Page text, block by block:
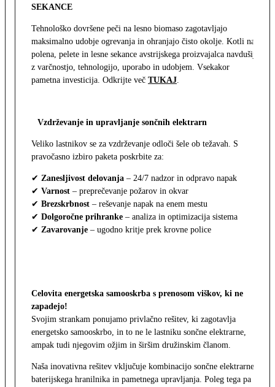
SEKANCE
Tehnološko dovršene peči na lesno biomaso zagotavljajo
maksimalno udobje ogrevanja in ohranjajo čisto okolje. Kotli na
polena, pelete in lesne sekance avstrijskega proizvajalca navdušijo
z varčnostjo, tehnologijo, uporabo in udobjem. Vsekakor
pametna investicija. Odkrijte več TUKAJ.
Vzdrževanje in upravljanje sončnih elektrarn
Veliko lastnikov se za vzdrževanje odloči šele ob težavah. S
pravočasno izbiro paketa poskrbite za:
✔ Zanesljivost delovanja – 24/7 nadzor in odpravo napak
✔ Varnost – preprečevanje požarov in okvar
✔ Brezskrbnost – reševanje napak na enem mestu
✔ Dolgoročne prihranke – analiza in optimizacija sistema
✔ Zavarovanje – ugodno kritje prek krovne police
Celovita energetska samooskrba s prenosom viškov, ki ne
zapadejo!
Svojim strankam ponujamo privlačno rešitev, ki zagotavlja
energetsko samooskrbo, in to ne le lastniku sončne elektrarne,
ampak tudi njegovim ožjim in širšim družinskim članom.
Naša inovativna rešitev vključuje kombinacijo sončne elektrarne,
baterijskega hranilnika in pametnega upravljanja. Poleg tega pa